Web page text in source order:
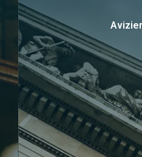
Erasmus & Internațional